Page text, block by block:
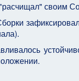
своим